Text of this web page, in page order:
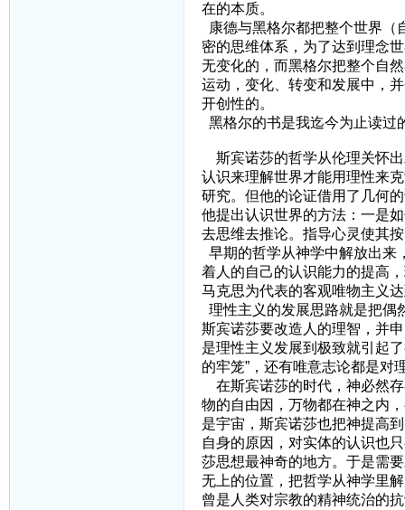
在的本质。
康德与黑格尔都把整个世界（
密的思维体系，为了达到理念
无变化的，而黑格尔把整个自
运动，变化、转变和发展中，
开创性的。
黑格尔的书是我迄今为止读过
斯宾诺莎的哲学从伦理关怀
认识来理解世界才能用理性来
研究。但他的论证借用了几何
他提出认识世界的方法：一是
去思维去推论。指导心灵使其
早期的哲学从神学中解放出来
着人的自己的认识能力的提高
马克思为代表的客观唯物主义
理性主义的发展思路就是把偶
斯宾诺莎要改造人的理智，并
是理性主义发展到极致就引起
的牢笼”，还有唯意志论都是对
在斯宾诺莎的时代，神必然
物的自由因，万物都在神之内
是宇宙，斯宾诺莎也把神提高
自身的原因，对实体的认识也
莎思想最神奇的地方。于是需
无上的位置，把哲学从神学里
曾是人类对宗教的精神统治的